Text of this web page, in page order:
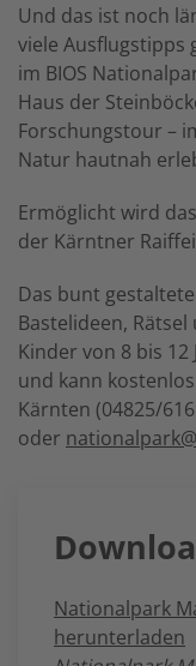
Und das ist noch
viele Ausflugstipps
im BIOS
Haus der
Forschungstour –
Natur hautnah
Ermöglicht wird
der Kärntner
Das bunt
Bastelideen,
Kinder von 8 bis 12
und kann
Kärnten (04825/
oder
Nationalpark
herunterladen